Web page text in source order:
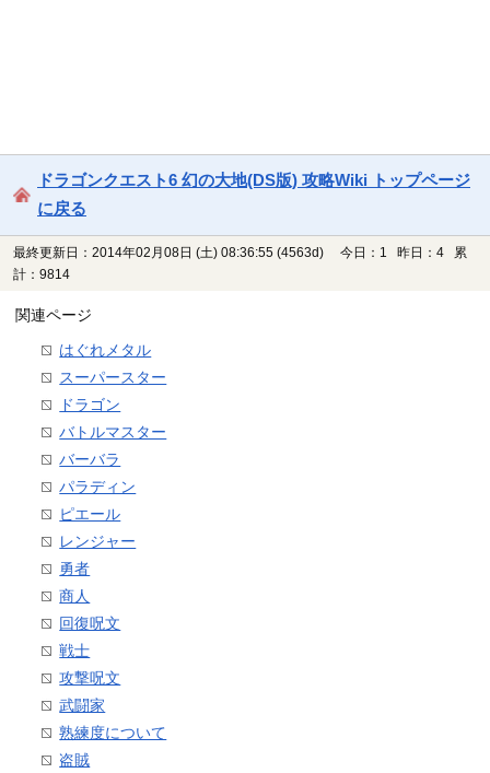
ドラゴンクエスト6 幻の大地(DS版) 攻略Wiki トップページ
に戻る
最終更新日：2014年02月08日 (土) 08:36:55 (4563d)
今日：1 昨日：4 累
計：9814
関連ページ
はぐれメタル
スーパースター
ドラゴン
バトルマスター
バーバラ
パラディン
ピエール
レンジャー
勇者
商人
回復呪文
戦士
攻撃呪文
武闘家
熟練度について
盗賊